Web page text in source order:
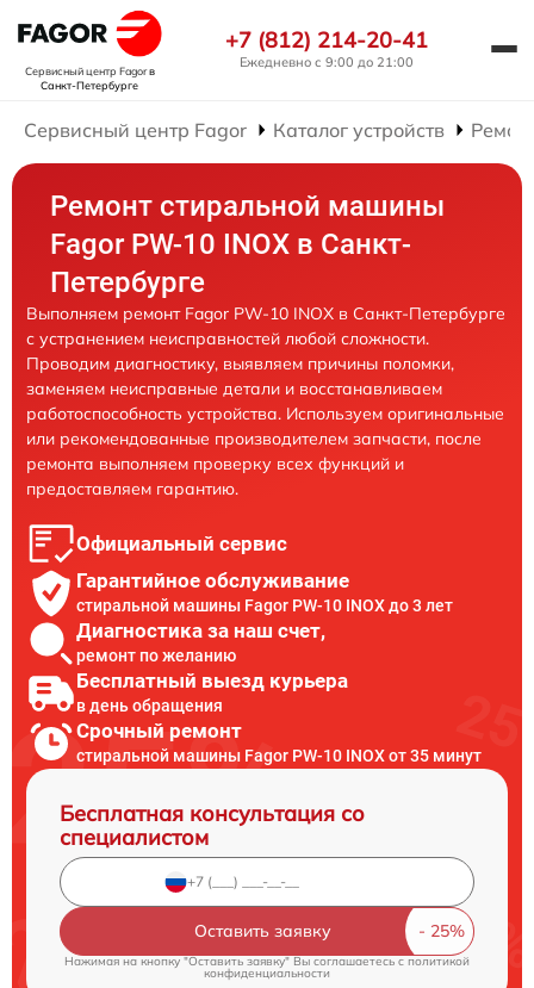
Сервисный центр Fagorв
Санкт-Петербурге
+7 (812) 214-20-41
Ежедневно с 9:00 до 21:00
Сервисный центр Fagor Каталог устройств
Ремонт стиральной машины
Fagor PW-10 INOX в Санкт-
Петербурге
Выполняем ремонт Fagor PW-10 INOX в Санкт-Петербурге
с устранением неисправностей любой сложности.
Проводим диагностику, выявляем причины поломки,
заменяем неисправные детали и восстанавливаем
работоспособность устройства. Используем оригинальные
или рекомендованные производителем запчасти, после
ремонта выполняем проверку всех функций и
предоставляем гарантию.
Официальный сервис
Гарантийное обслуживание
стиральной машины Fagor PW-10 INOX до 3 лет
Диагностика за наш счет,
ремонт по желанию
Бесплатный выезд курьера
в день обращения
Срочный ремонт
стиральной машины Fagor PW-10 INOX от 35 минут
Бесплатная консультация со
специалистом
Оставить заявку
Нажимая на кнопку "Оставить заявку" Вы соглашаетесь cполитикой
конфиденциальности